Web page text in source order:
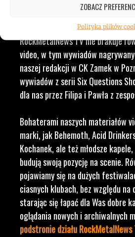
ZOBACZ
Polityka plików
różnych serii. Znajdziecie tu
jak i materiały z serii „#tour
RockMetalNews TV nie brakuje
video, w tym wywiadów
naszej redakcji w CK Zamek w
wywiadów z serii Six Questions
dla nas przez Filipa i Pawła z
Bohaterami naszych materiałów
marki, jak Behemoth, Acid
Kochanek, ale też młodsze
budują swoją pozycję na scenie.
pojawiamy się na dużych
ciasnych klubach, bez względu na
starając się łapać dla Was dobre
oglądania nowych i archiwalnych
podstronie działu RockMetalNews